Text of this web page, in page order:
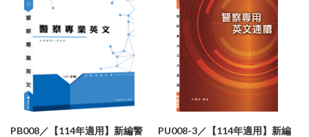
PB008／【114年適用】新編警
PU008-3／【114年適用】新編